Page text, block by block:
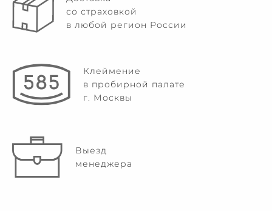
со страховкой
в любой регион России
Клеймение
в пробирной палате
г. Москвы
Выезд
менеджера